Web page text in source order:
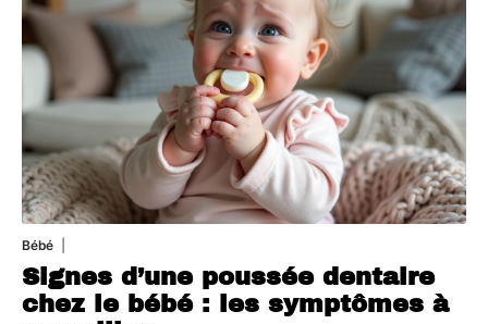
Bébé
Signes d’une poussée dentaire
chez le bébé : les symptômes à